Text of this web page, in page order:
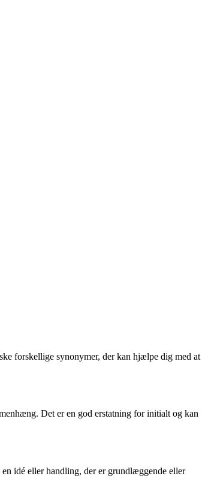
forskellige synonymer, der kan hjælpe dig med at
Det er en god erstatning for initialt og kan
idé eller handling, der er grundlæggende eller